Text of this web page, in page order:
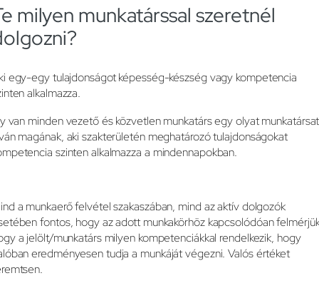
milyen munkatárssal szeretnél
egy-egy tulajdonságot képesség-készség vagy kompetencia
alkalmazza.
van minden vezető és közvetlen munkatárs egy olyat munkatársat
magának, aki szakterületén meghatározó tulajdonságokat
szinten alkalmazza a mindennapokban.
a munkaerő felvétel szakaszában, mind az aktív dolgozók
fontos, hogy az adott munkakörhöz kapcsolódóan
a jelölt/munkatárs milyen kompetenciákkal rendelkezik, hogy
eredményesen tudja a munkáját végezni. Valós értéket